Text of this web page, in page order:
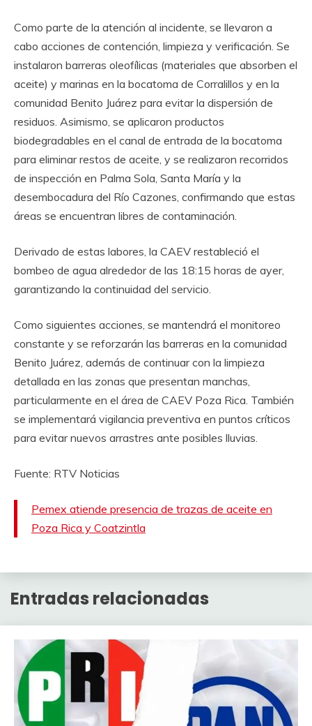
Como parte de la atención al incidente, se llevaron a
cabo acciones de contención, limpieza y verificación. Se
instalaron barreras oleofílicas (materiales que absorben el
aceite) y marinas en la bocatoma de Corralillos y en la
comunidad Benito Juárez para evitar la dispersión de
residuos. Asimismo, se aplicaron productos
biodegradables en el canal de entrada de la bocatoma
para eliminar restos de aceite, y se realizaron recorridos
de inspección en Palma Sola, Santa María y la
desembocadura del Río Cazones, confirmando que estas
áreas se encuentran libres de contaminación.
Derivado de estas labores, la CAEV restableció el
bombeo de agua alrededor de las 18:15 horas de ayer,
garantizando la continuidad del servicio.
Como siguientes acciones, se mantendrá el monitoreo
constante y se reforzarán las barreras en la comunidad
Benito Juárez, además de continuar con la limpieza
detallada en las zonas que presentan manchas,
particularmente en el área de CAEV Poza Rica. También
se implementará vigilancia preventiva en puntos críticos
para evitar nuevos arrastres ante posibles lluvias.
Fuente: RTV Noticias
Pemex atiende presencia de trazas de aceite en
Poza Rica y Coatzintla
Entradas relacionadas